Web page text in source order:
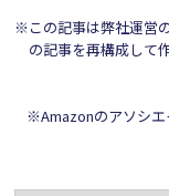
※この記事は弊社運営
の記事を再構成して
※Amazonのアソシエ